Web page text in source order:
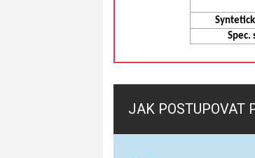
Spec.
JAK POSTUPOVAT